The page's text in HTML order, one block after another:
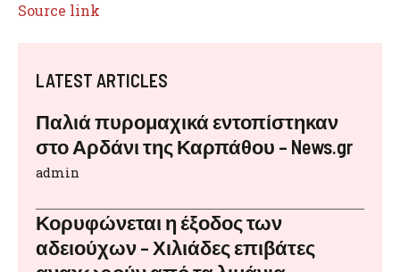
Source link
LATEST ARTICLES
Παλιά πυρομαχικά εντοπίστηκαν
στο Αρδάνι της Καρπάθου – News.gr
admin
Κορυφώνεται η έξοδος των
αδειούχων – Χιλιάδες επιβάτες